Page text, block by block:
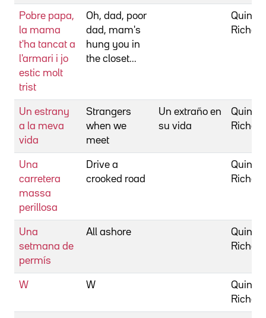
Pobre papa,
la mama
t'ha tancat a
l'armari i jo
estic molt
trist
Oh, dad, poor
dad, mam's
hung you in
the closet...
Quine,
Richard
Un estrany
a la meva
vida
Strangers
when we
meet
Un extraño en
su vida
Quine,
Richard
Una
carretera
massa
perillosa
Drive a
crooked road
Quine,
Richard
Una
setmana de
permís
All ashore
Quine,
Richard
W W
Quine,
Richard